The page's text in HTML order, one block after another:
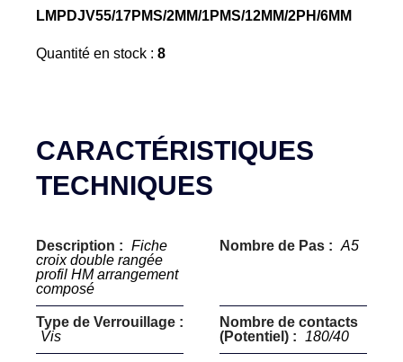
LMPDJV55/17PMS/2MM/1PMS/12MM/2PH/6MM
Quantité en stock : 8
CARACTÉRISTIQUES
TECHNIQUES
Description : Fiche
croix double rangée
profil HM arrangement
composé
Nombre de Pas : A5
Type de Verrouillage :
Vis
Nombre de contacts
(Potentiel) :
180/40